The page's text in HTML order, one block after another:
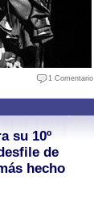
1 Comentario
su 10º
de
hecho